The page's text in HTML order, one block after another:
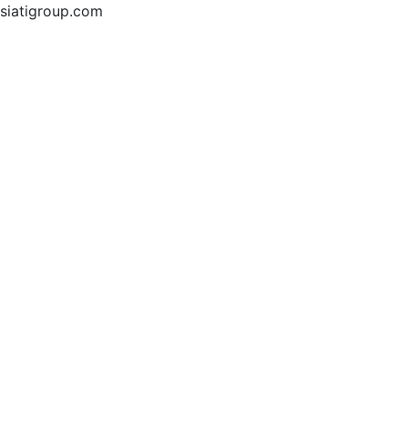
siatigroup.com